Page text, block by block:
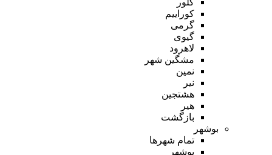
کوراییم
گرمی
گیوی
لاهرود
مشگین شهر
نمین
نیر
هشتجین
هیر
بازگشت
بوشهر
تمام شهر‌ها
بوشهر